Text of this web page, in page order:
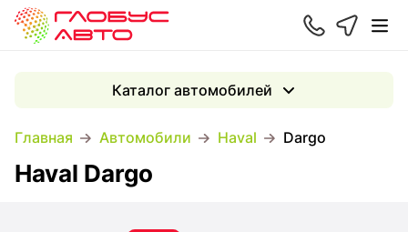
Главная Автомобили Haval Dargo
Каталог автомобилей
Haval Dargo